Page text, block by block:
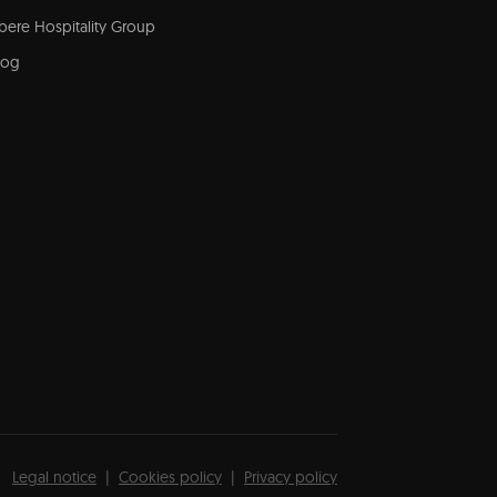
Hospitality Group
Legal notice Cookies policy Privacy policy